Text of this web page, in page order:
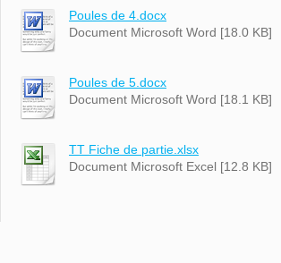
Poules de 4.docx
Document Microsoft Word [18.0 KB]
Poules de 5.docx
Document Microsoft Word [18.1 KB]
TT Fiche de partie.xlsx
Document Microsoft Excel [12.8 KB]